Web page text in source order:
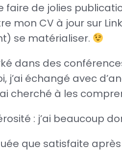
faire de jolies
CV à jour sur
se matérialiser.
dans des
j’ai échangé avec
cherché à les
: j’ai beaucoup
que satisfaite